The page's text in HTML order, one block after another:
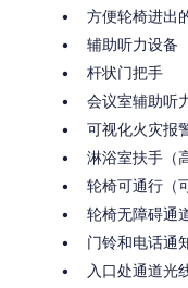
方便轮椅进出
辅助听力设备
杆状门把手
会议室辅助听
可视化火灾报
淋浴室扶手（
轮椅可通行（
轮椅无障碍通
门铃和电话通
入口处通道光